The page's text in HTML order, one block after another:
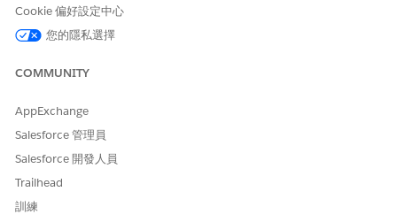
Cookie 偏好設定中心
您的隱私選擇
COMMUNITY
AppExchange
Salesforce 管理員
Salesforce 開發人員
Trailhead
訓練